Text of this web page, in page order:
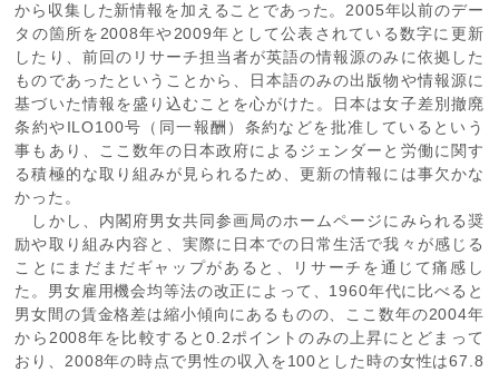
から収集した新情報を加えることであった。2005年以前のデー
タの箇所を2008年や2009年として公表されている数字に更新
したり、前回のリサーチ担当者が英語の情報源のみに依拠した
ものであったということから、日本語のみの出版物や情報源に
基づいた情報を盛り込むことを心がけた。日本は女子差別撤廃
条約やILO100号（同一報酬）条約などを批准しているという
事もあり、ここ数年の日本政府によるジェンダーと労働に関す
る積極的な取り組みが見られるため、更新の情報には事欠かな
かった。
しかし、内閣府男女共同参画局のホームページにみられる奨
励や取り組み内容と、実際に日本での日常生活で我々が感じる
ことにまだまだギャップがあると、リサーチを通じて痛感し
た。男女雇用機会均等法の改正によって、1960年代に比べると
男女間の賃金格差は縮小傾向にあるものの、ここ数年の2004年
から2008年を比較すると0.2ポイントのみの上昇にとどまって
おり、2008年の時点で男性の収入を100とした時の女性は67.8